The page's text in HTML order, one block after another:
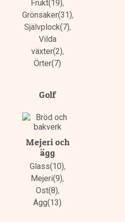
Frukt(19),
Grönsaker(31),
Självplock(7),
Vilda
växter(2),
Örter(7)
Golf
Mejeri och
ägg
Glass(10),
Mejeri(9),
Ost(8),
Ägg(13)